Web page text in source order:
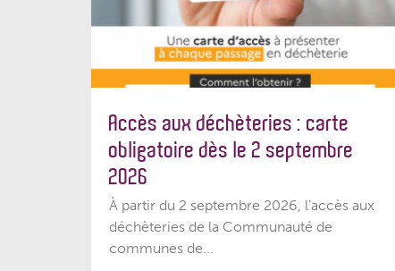
Accès aux déchèteries : carte
obligatoire dès le 2 septembre
2026
À partir du 2 septembre 2026, l’accès aux
déchèteries de la Communauté de
communes de...